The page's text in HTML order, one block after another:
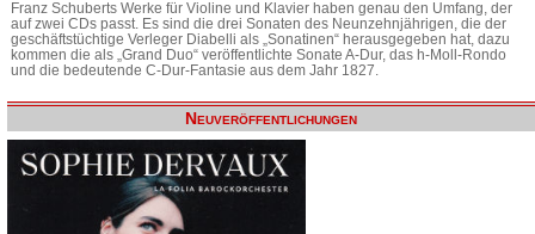
Franz Schuberts Werke für Violine und Klavier haben genau den Umfang, der
auf zwei CDs passt. Es sind die drei Sonaten des Neunzehnjährigen, die der
geschäftstüchtige Verleger Diabelli als „Sonatinen“ herausgegeben hat, dazu
kommen die als „Grand Duo“ veröffentlichte Sonate A-Dur, das h-Moll-Rondo
und die bedeutende C-Dur-Fantasie aus dem Jahr 1827.
Neuveröffentlichungen